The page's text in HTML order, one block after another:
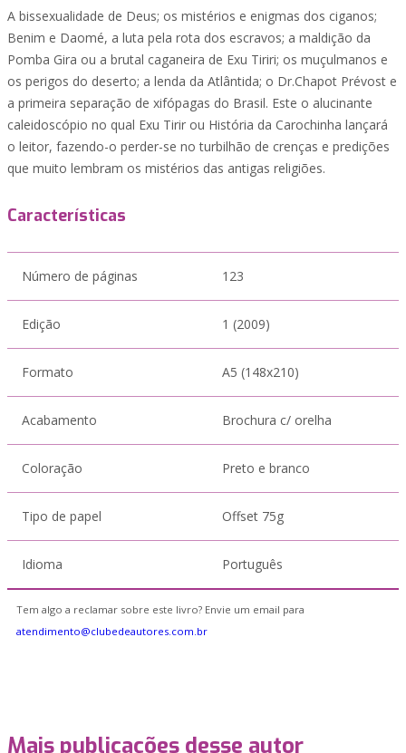
A bissexualidade de Deus; os mistérios e enigmas dos ciganos;
Benim e Daomé, a luta pela rota dos escravos; a maldição da
Pomba Gira ou a brutal caganeira de Exu Tiriri; os muçulmanos e
os perigos do deserto; a lenda da Atlântida; o Dr.Chapot Prévost e
a primeira separação de xifópagas do Brasil. Este o alucinante
caleidoscópio no qual Exu Tirir ou História da Carochinha lançará
o leitor, fazendo-o perder-se no turbilhão de crenças e predições
que muito lembram os mistérios das antigas religiões.
Características
Número de páginas 123
Edição 1 (2009)
Formato A5 (148x210)
Acabamento Brochura c/ orelha
Coloração Preto e branco
Tipo de papel Offset 75g
Idioma Português
Tem algo a reclamar sobre este livro? Envie um email para
atendimento@clubedeautores.com.br
Mais publicações desse autor